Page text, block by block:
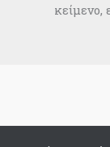
κείμενο,